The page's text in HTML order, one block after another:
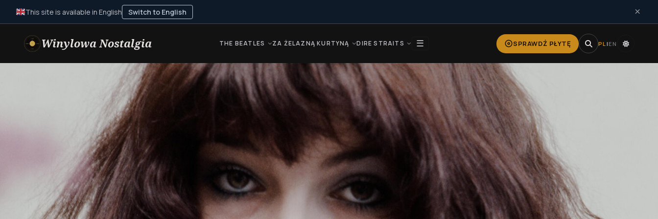
This site is available in English Switch to English ×
Winylowa Nostalgia THE BEATLES ZA ŻELAZNĄ KURTYNĄ DIRE STRAITS ☰ SPRAWDŹ PŁYTĘ PL| EN